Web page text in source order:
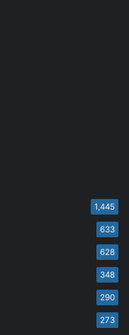
1,445
633
628
348
290
273